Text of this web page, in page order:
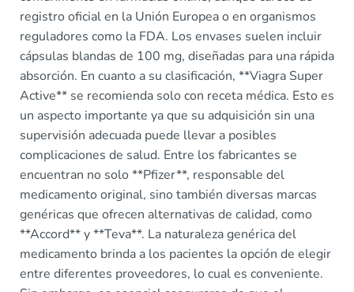
registro oficial en la Unión Europea o en organismos
reguladores como la FDA. Los envases suelen incluir
cápsulas blandas de 100 mg, diseñadas para una rápida
absorción. En cuanto a su clasificación, **Viagra Super
Active** se recomienda solo con receta médica. Esto es
un aspecto importante ya que su adquisición sin una
supervisión adecuada puede llevar a posibles
complicaciones de salud. Entre los fabricantes se
encuentran no solo **Pfizer**, responsable del
medicamento original, sino también diversas marcas
genéricas que ofrecen alternativas de calidad, como
**Accord** y **Teva**. La naturaleza genérica del
medicamento brinda a los pacientes la opción de elegir
entre diferentes proveedores, lo cual es conveniente.